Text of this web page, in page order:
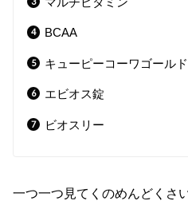
BCAA
キューピーコーワゴールド
エビオス錠
ビオスリー
一つ一つ見てくのめんどくさ